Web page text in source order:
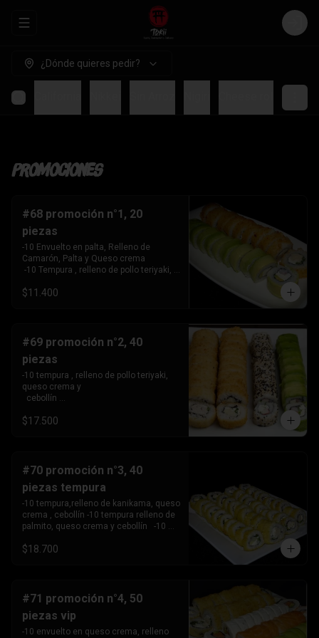
Abrir menu de navegación Login
¿Dónde quieres pedir?
Promociones
#68 promoción n°1, 20
piezas
-10 Envuelto en palta, Relleno de
Camarón, Palta y Queso crema
-10 Tempura , relleno de pollo teriyaki,
$11.400
#69 promoción n°2, 40
piezas
-10 tempura , relleno de pollo teriyaki,
queso crema y
  cebollín
crema y cebollín. -10 envuelto en palta,
kanikama, queso crema
   y cebollín .
$17.500
#70 promoción n°3, 40
piezas tempura
-10 tempura,relleno de kanikama, queso
crema , cebollín -10 tempura relleno de
palmito, queso crema y cebollín   -10
crema y
$18.700
#71 promoción n°4, 50
piezas vip
-10 envuelto en queso crema, relleno